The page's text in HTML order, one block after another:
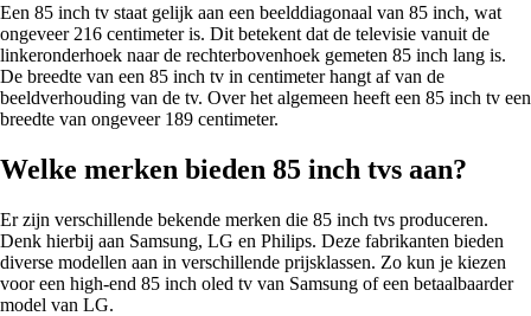
Een 85 inch tv staat gelijk aan een beelddiagonaal van 85 inch, wat
ongeveer 216 centimeter is. Dit betekent dat de televisie vanuit de
linkeronderhoek naar de rechterbovenhoek gemeten 85 inch lang is.
De breedte van een 85 inch tv in centimeter hangt af van de
beeldverhouding van de tv. Over het algemeen heeft een 85 inch tv een
breedte van ongeveer 189 centimeter.
Welke merken bieden 85 inch tvs aan?
Er zijn verschillende bekende merken die 85 inch tvs produceren.
Denk hierbij aan Samsung, LG en Philips. Deze fabrikanten bieden
diverse modellen aan in verschillende prijsklassen. Zo kun je kiezen
voor een high-end 85 inch oled tv van Samsung of een betaalbaarder
model van LG.